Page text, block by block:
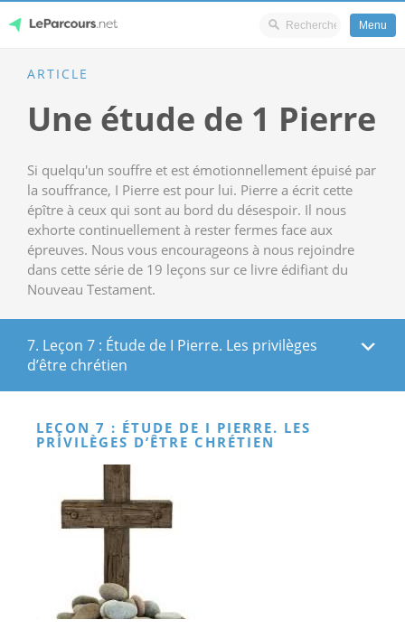
content
LeParcours.net
Menu
ARTICLE
Une étude de 1 Pierre
Si quelqu'un souffre et est émotionnellement épuisé par
la souffrance, I Pierre est pour lui. Pierre a écrit cette
épître à ceux qui sont au bord du désespoir. Il nous
exhorte continuellement à rester fermes face aux
épreuves. Nous vous encourageons à nous rejoindre
dans cette série de 19 leçons sur ce livre édifiant du
Nouveau Testament.
7. Leçon 7 : Étude de I Pierre. Les privilèges
d’être chrétien
LEÇON 7 : ÉTUDE DE I PIERRE. LES
PRIVILÈGES D’ÊTRE CHRÉTIEN